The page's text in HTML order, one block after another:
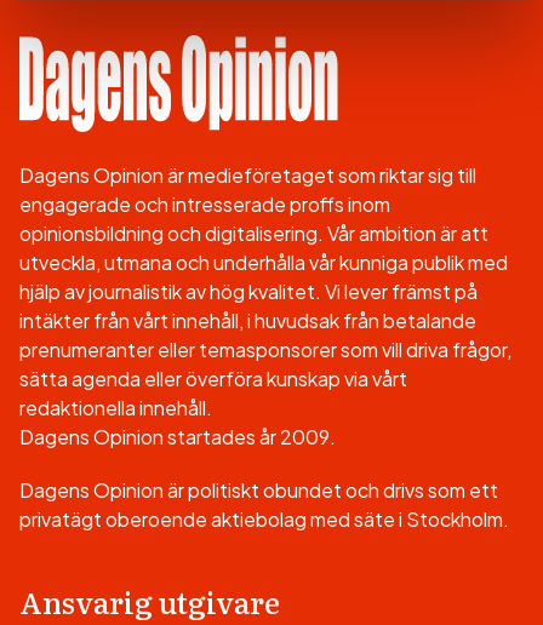
Dagens Opinion är medieföretaget som riktar sig till
engagerade och intresserade proffs inom
opinionsbildning och digitalisering. Vår ambition är att
utveckla, utmana och underhålla vår kunniga publik med
hjälp av journalistik av hög kvalitet. Vi lever främst på
intäkter från vårt innehåll, i huvudsak från betalande
prenumeranter eller temasponsorer som vill driva frågor,
sätta agenda eller överföra kunskap via vårt
redaktionella innehåll.
Dagens Opinion startades år 2009.
Dagens Opinion är politiskt obundet och drivs som ett
privatägt oberoende aktiebolag med säte i Stockholm.
Ansvarig utgivare